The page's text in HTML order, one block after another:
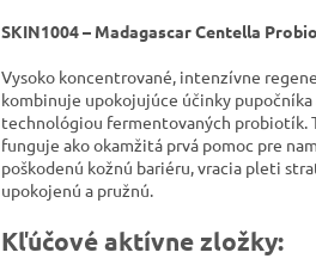
SKIN1004 – Madagascar Centella
Vysoko koncentrované, intenzívne
kombinuje upokojujúce účinky
technológiou fermentovaných probiotík.
funguje ako okamžitá prvá pomoc pre
poškodenú kožnú bariéru, vracia pleti
upokojenú a pružnú.
Kľúčové aktívne zložky: